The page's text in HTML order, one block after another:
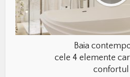
Baia
cele 4 elemente
confortul